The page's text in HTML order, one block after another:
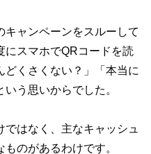
ャンペーンをスルーして
にスマホでQRコードを読
どくさくない？」「本当に
う思いからでした。
はなく、主なキャッシュ
のがあるわけです。